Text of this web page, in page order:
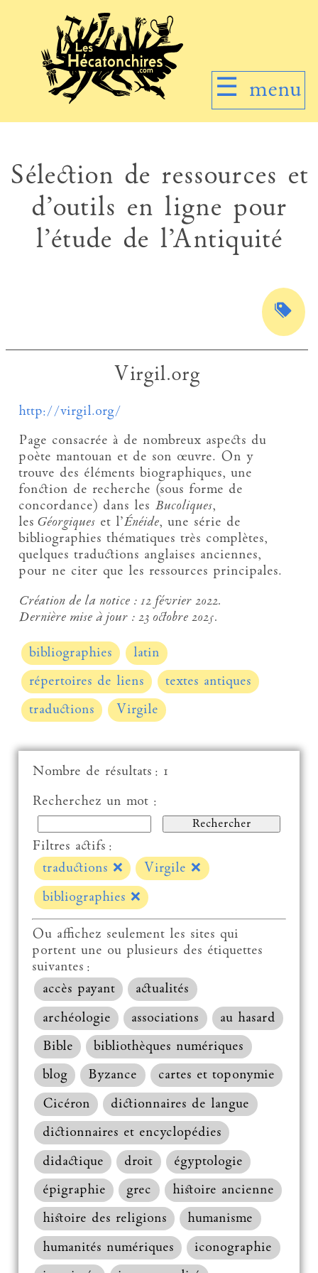
☰ menu
Sélection de ressources et
d’outils en ligne pour
l’étude de l’Antiquité
Virgil.org
http://virgil.org/
Page consacrée à de nombreux aspects du
poète mantouan et de son œuvre. On y
trouve des éléments biographiques, une
fonction de recherche (sous forme de
concordance) dans les Bucoliques,
les Géorgiques et l’Énéide, une série de
bibliographies thématiques très complètes,
quelques traductions anglaises anciennes,
pour ne citer que les ressources principales.
Création de la notice :12 février 2022.
Dernière mise à jour :23 octobre 2025.
bibliographies
latin
répertoires de liens
textes antiques
traductions
Virgile
Nombre de résultats : 1
Recherchez un mot :
Filtres actifs :
traductions ❌ Virgile❌
bibliographies ❌
Ou affichez seulement les sites qui
portent une ou plusieurs des étiquettes
suivantes :
accès payant
actualités
archéologie
associations
au hasard
Bible
bibliothèques numériques
blog
Byzance
cartes et toponymie
Cicéron
dictionnaires de langue
dictionnaires et encyclopédies
didactique
droit
égyptologie
épigraphie
grec
histoire ancienne
histoire des religions
humanisme
humanités numériques
iconographie